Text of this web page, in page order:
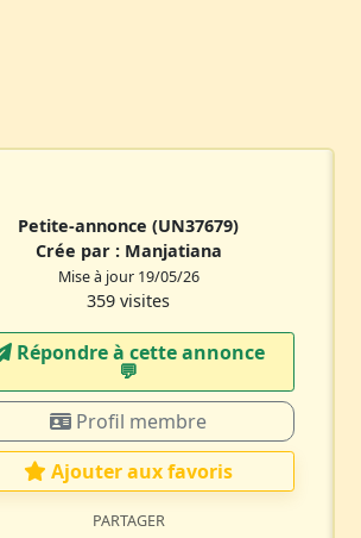
Petite-annonce(UN37679)
Crée par : Manjatiana
Mise à jour 19/05/26
359 visites
Répondre à cette annonce
💬​
Profil membre
Ajouter aux favoris
PARTAGER